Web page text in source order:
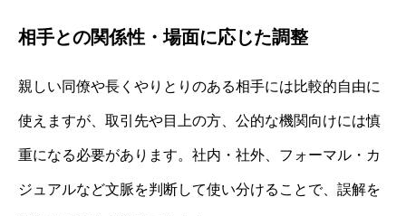
相手との関係性・場面に応じた調整
親しい同僚や長くやりとりのある相手には比較的自由に
使えますが、取引先や目上の方、公的な機関向けには慎
重になる必要があります。社内・社外、フォーマル・カ
ジュアルなど文脈を判断して使い分けることで、誤解を